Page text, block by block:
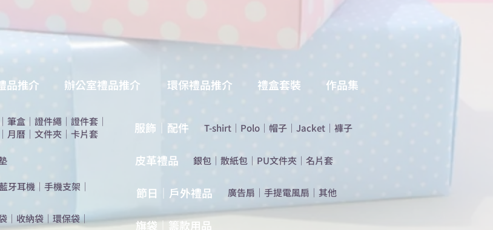
品推介 辦公室禮品推介 環保禮品推介 禮盒套裝 作品集
｜ 筆盒 ｜ 證件繩 ｜ 證件套 ｜
｜ 月曆 ｜ 文件夾 ｜ 卡片套
牙耳機 ｜ 手機支架 ｜
｜ 收納袋 ｜ 環保袋｜
服飾｜配件 T-shirt ｜ Polo ｜ 帽子 ｜ Jacket ｜ 褲子
​皮革禮品 ​銀包 ｜ 散紙包 ｜ PU文件夾 ｜ 名片套
節日｜戶外禮品 ​廣告扇 ｜ 手提電風扇 ｜ 其他
旗袋｜籌款用品